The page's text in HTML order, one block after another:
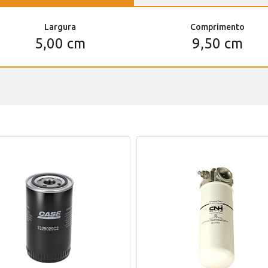
Largura
5,00 cm
Comprimento
9,50 cm